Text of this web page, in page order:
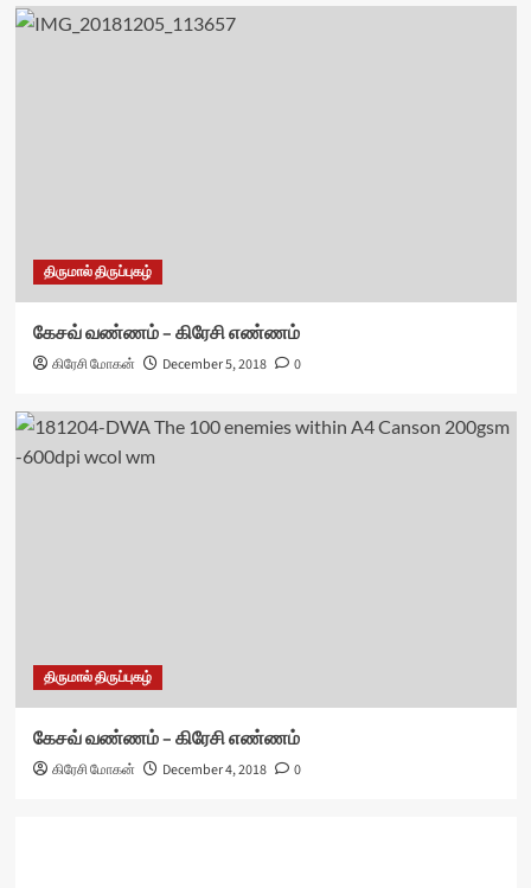
திருமால் திருப்புகழ்
கேசவ் வண்ணம் – கிரேசி எண்ணம்
கிரேசி மோகன் December 5, 2018 0
திருமால் திருப்புகழ்
கேசவ் வண்ணம் – கிரேசி எண்ணம்
கிரேசி மோகன் December 4, 2018 0